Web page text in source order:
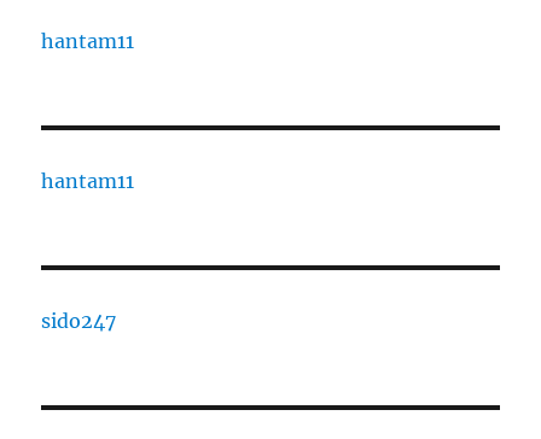
hantam11
hantam11
sido247